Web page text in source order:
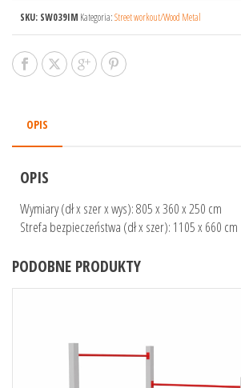
SKU: SW039IM Kategoria:Street workout/Wood Metal
OPIS
OPIS
Wymiary (dł x szer x wys): 805 x 360 x 250 cm
Strefa bezpieczeństwa (dł x szer): 1105 x 660 cm
PODOBNE PRODUKTY